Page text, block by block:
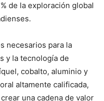
de la exploración global
necesarios para la
y la tecnología de
cobalto, aluminio y
altamente calificada,
una cadena de valor